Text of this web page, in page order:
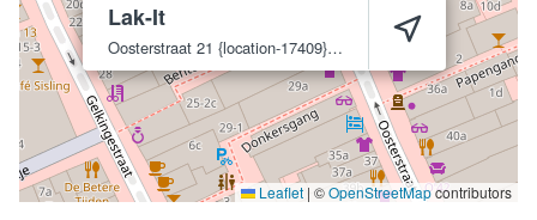
Lak-It
Oosterstraat 21 {location-17409} 9711 NN
Leaflet | ©OpenStreetMapcontributors